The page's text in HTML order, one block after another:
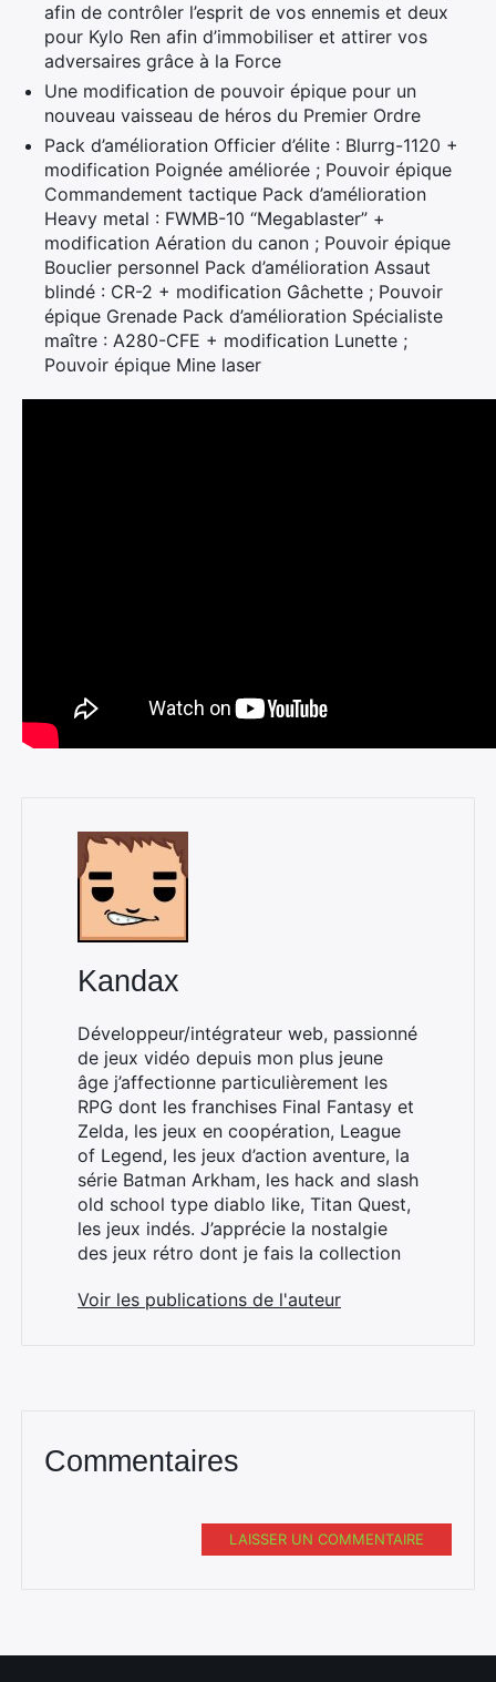
afin de contrôler l’esprit de vos ennemis et deux
pour Kylo Ren afin d’immobiliser et attirer vos
adversaires grâce à la Force
Une modification de pouvoir épique pour un
nouveau vaisseau de héros du Premier Ordre
Pack d’amélioration Officier d’élite : Blurrg-1120 +
modification Poignée améliorée ; Pouvoir épique
Commandement tactique Pack d’amélioration
Heavy metal : FWMB-10 “Megablaster” +
modification Aération du canon ; Pouvoir épique
Bouclier personnel Pack d’amélioration Assaut
blindé : CR-2 + modification Gâchette ; Pouvoir
épique Grenade Pack d’amélioration Spécialiste
maître : A280-CFE + modification Lunette ;
Pouvoir épique Mine laser
Kandax
Développeur/intégrateur web, passionné
de jeux vidéo depuis mon plus jeune
âge j’affectionne particulièrement les
RPG dont les franchises Final Fantasy et
Zelda, les jeux en coopération, League
of Legend, les jeux d’action aventure, la
série Batman Arkham, les hack and slash
old school type diablo like, Titan Quest,
les jeux indés. J’apprécie la nostalgie
des jeux rétro dont je fais la collection
Voir les publications de l'auteur
Commentaires
LAISSER UN COMMENTAIRE